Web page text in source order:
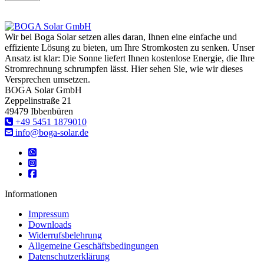
Wir bei Boga Solar setzen alles daran, Ihnen eine einfache und
effiziente Lösung zu bieten, um Ihre Stromkosten zu senken. Unser
Ansatz ist klar: Die Sonne liefert Ihnen kostenlose Energie, die Ihre
Stromrechnung schrumpfen lässt. Hier sehen Sie, wie wir dieses
Versprechen umsetzen.
BOGA Solar GmbH
Zeppelinstraße 21
49479 Ibbenbüren
‎+49 5451 1879010
info@boga-solar.de
Informationen
Impressum
Downloads
Widerrufsbelehrung
Allgemeine Geschäftsbedingungen
Datenschutzerklärung